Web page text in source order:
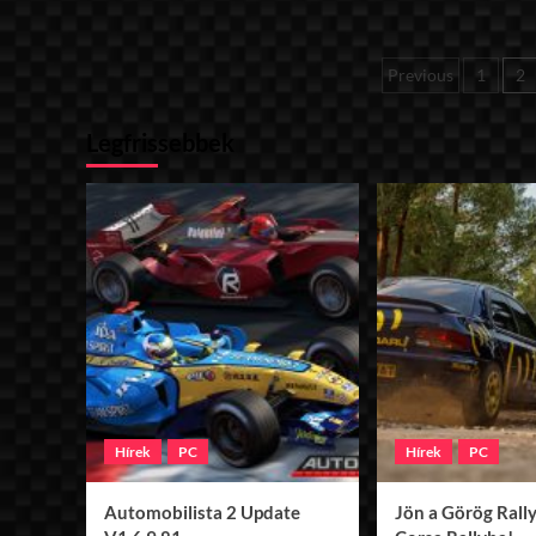
Previous 1 2
Hírek PC
Automobilista 2 Update
Hírek PC
Jön a Görög